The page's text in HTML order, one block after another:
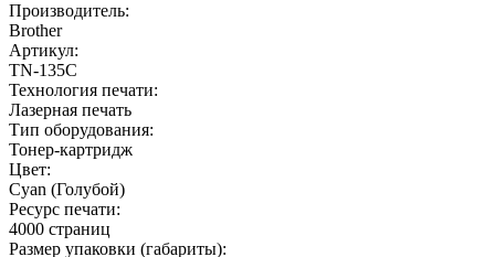
Производитель:
Brother
Артикул:
TN-135С
Технология печати:
Лазерная печать
Тип оборудования:
Тонер-картридж
Цвет:
Cyan (Голубой)
Ресурс печати:
4000 страниц
Размер упаковки (габариты):